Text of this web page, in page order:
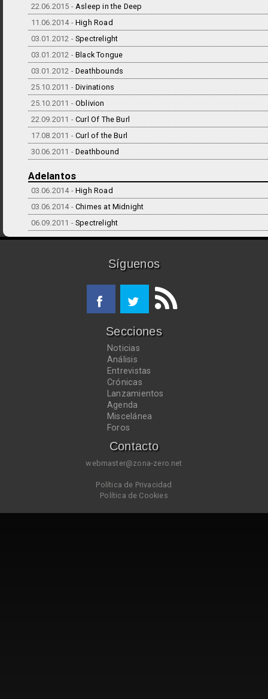
22.06.2015 - Asleep in the Deep
11.06.2014 - High Road
03.01.2012 - Spectrelight
03.01.2012 - Black Tongue
03.01.2012 - Deathbounds
25.10.2011 - Divinations
25.10.2011 - Oblivion
22.09.2011 - Curl Of The Burl
17.08.2011 - Curl of the Burl
30.06.2011 - Deathbound
Adelantos
03.06.2014 - High Road
03.06.2014 - Chimes at Midnight
06.09.2011 - Spectrelight
Síguenos
Secciones
Noticias
Análisis
Entrevistas
Crónicas
Lanzamientos
Agenda
Miscelánea
Foros
Contacto
webmaster@zona-zero.net
Política de Privacidad
Política de Cookies